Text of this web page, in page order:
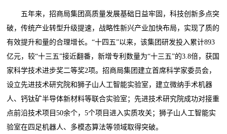
五年来，招商局集团高质量发展基础日益牢固，科技创新多点突
破，传统产业转型升级提速，战略性新兴产业加快布局，实现了质的
有效提升和量的合理增长。“十四五”以来，该集团研发投入累计893
亿元，较“十三五”接近翻番，新增专利数量为“十三五”的3.8倍，获国
家科学技术进步奖二等奖2项。招商局集团建立首席科学家委员会，
设立先进技术研究院和狮子山人工智能实验室，建立微纳手术机器
人、钙钛矿半导体新材料等联合实验室；先进技术研究院成功对接重
点前沿技术项目50余个，5个项目进入实质攻关；狮子山人工智能实
验室在四足机器人、多模态算法等领域取得突破。